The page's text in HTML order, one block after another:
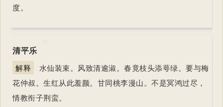
度。
清平乐
解释
水仙装束。风致清逾淑。春竟枝头添萼绿。要与梅
花仲叔。生红从此羞颜。甘同桃李漫山。不是冥鸿过尽，
情教衔子荆蛮。